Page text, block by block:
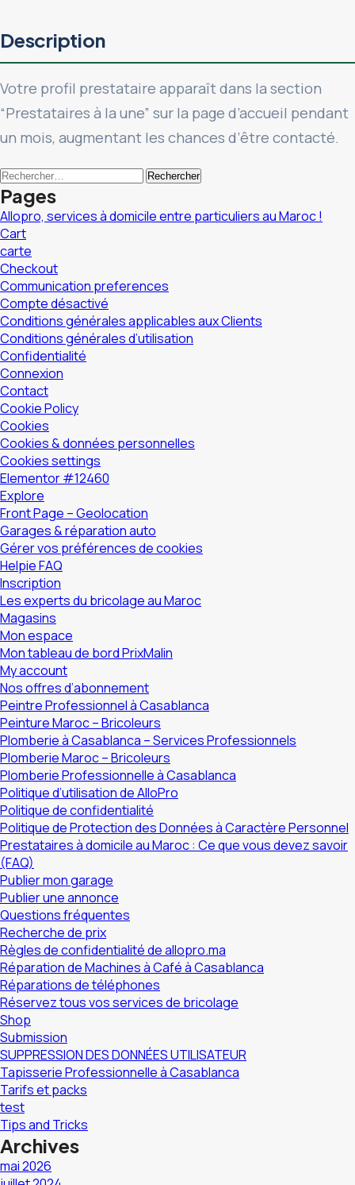
Description
Votre profil prestataire apparaît dans la section
“Prestataires à la une” sur la page d’accueil pendant
un mois, augmentant les chances d’être contacté.
Rechercher :
Pages
Allopro, services à domicile entre particuliers au Maroc !
Cart
carte
Checkout
Communication preferences
Compte désactivé
Conditions générales applicables aux Clients
Conditions générales d’utilisation
Confidentialité
Connexion
Contact
Cookie Policy
Cookies
Cookies & données personnelles
Cookies settings
Elementor #12460
Explore
Front Page – Geolocation
Garages & réparation auto
Gérer vos préférences de cookies
Helpie FAQ
Inscription
Les experts du bricolage au Maroc
Magasins
Mon espace
Mon tableau de bord PrixMalin
My account
Nos offres d’abonnement
Peintre Professionnel à Casablanca
Peinture Maroc – Bricoleurs
Plomberie à Casablanca – Services Professionnels
Plomberie Maroc – Bricoleurs
Plomberie Professionnelle à Casablanca
Politique d’utilisation de AlloPro
Politique de confidentialité
Politique de Protection des Données à Caractère Personnel
Prestataires à domicile au Maroc : Ce que vous devez savoir
(FAQ)
Publier mon garage
Publier une annonce
Questions fréquentes
Recherche de prix
Règles de confidentialité de allopro.ma
Réparation de Machines à Café à Casablanca
Réparations de téléphones
Réservez tous vos services de bricolage
Shop
Submission
SUPPRESSION DES DONNÉES UTILISATEUR
Tapisserie Professionnelle à Casablanca
Tarifs et packs
test
Tips and Tricks
Archives
mai 2026